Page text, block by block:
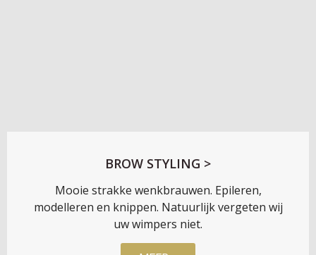
BROW STYLING >
Mooie strakke wenkbrauwen. Epileren,
modelleren en knippen. Natuurlijk vergeten wij
uw wimpers niet.